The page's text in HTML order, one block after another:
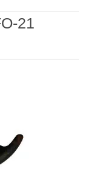
21